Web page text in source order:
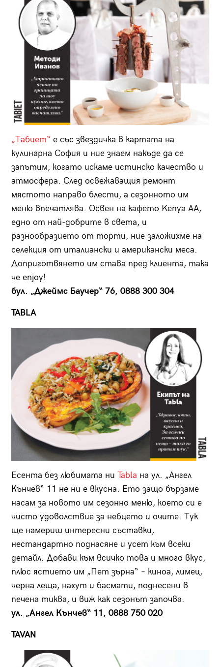
„Табиет“ е със звездичка в картата на
кулинарна София и ние знаем накъде да се
запътим, когато искаме истинско качество и
атмосфера. След освежаващия ремонт
мястото направо блести, а сезонното им
меню впечатлява. Освен на кафето Kenya АА,
едно от най-добрите в света, и
разнообразието от торти, ние заложихме на
селекция от италиански и американски меса.
Доприготвянето им става пред клиента, така
че enjoy!
бул. „Джеймс Баучер“ 76, 0888 300 304
TABLA
Есента без любимата ни Tabla на ул. „Ангел
Кънчев“ 11 не ни е вкусна. Ето защо бързаме
насам за новото им сезонно меню, което си е
чисто удоволствие за небцето и очите. Тук
ще намериш интересни съставки,
нестандартно поднасяне и усет към всеки
детайл. Добави към всичко това и много вкус,
плюс ястието им „Пет зърна“ – киноа, лимец,
черна леща, нахут и басмати, поднесени в
печена тиква, и виж как сезонът започва.
ул. „Ангел Кънчев“ 11, 0888 750 020
TAVAN